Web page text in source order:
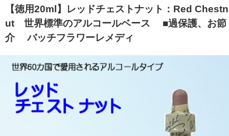
【徳用20ml】レッドチェストナット：Red Chestn
ut 世界標準のアルコールベース ■過保護、お節
介 バッチフラワーレメディ